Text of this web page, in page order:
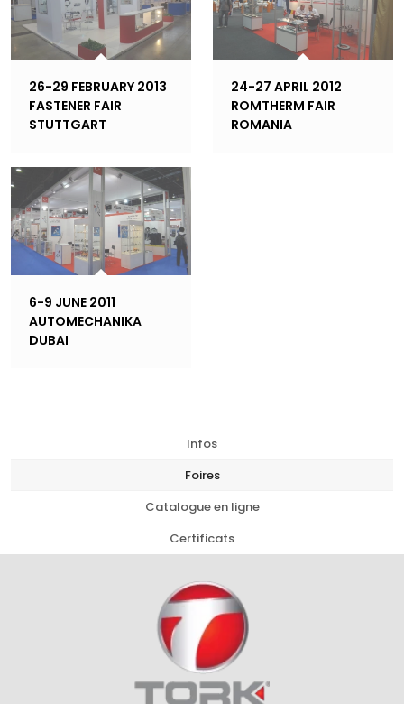
Infos
Foires
Catalogue en ligne
Certificats
26-29 FEBRUARY 2013
FASTENER FAIR
STUTTGART
24-27 APRIL 2012
ROMTHERM FAIR
ROMANIA
6-9 JUNE 2011
AUTOMECHANIKA
DUBAI